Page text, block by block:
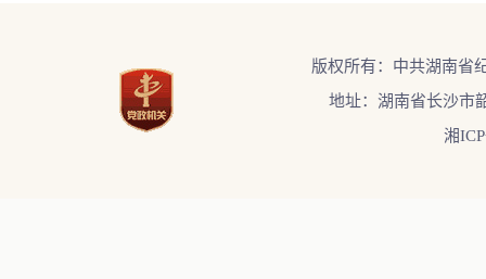
版权所有：中共湖南省
地址：湖南省长沙市
湘